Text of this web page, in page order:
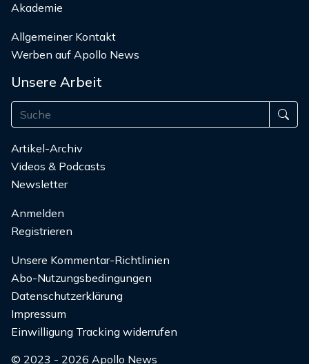
Akademie
Allgemeiner Kontakt
Werben auf Apollo News
Unsere Arbeit
Artikel-Archiv
Videos & Podcasts
Newsletter
Anmelden
Registrieren
Unsere Kommentar-Richtlinien
Abo-Nutzungsbedingungen
Datenschutzerklärung
Impressum
Einwilligung Tracking widerrufen
© 2023 - 2026 Apollo News